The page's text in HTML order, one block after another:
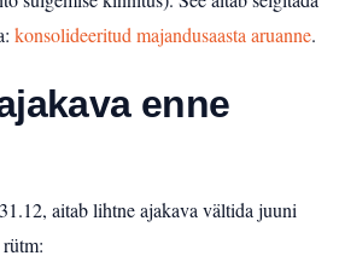
konsolideeritud majandusaasta aruanne.
enne
aitab lihtne ajakava vältida juuni